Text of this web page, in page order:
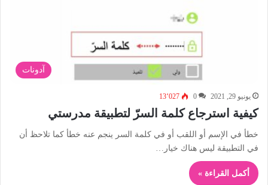
آدونات
يونيو 29, 2021 0 13٬027
كيفية استرجاع كلمة السرّ لتطبيقة مدرستي
خطأ في الإسم أو اللقب أو في كلمة السر ينجم عنه خطأ كما تلاحظ أن
في التطبيقة ليس هناك خيار…
أكمل القراءة »